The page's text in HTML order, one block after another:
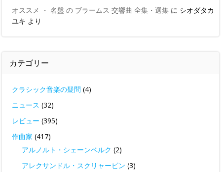
オススメ ・ 名盤 の ブラームス 交響曲 全集・選集 に シオダタカ
ユキ より
カテゴリー
クラシック音楽の疑問 (4)
ニュース (32)
レビュー (395)
作曲家 (417)
アルノルト・シェーンベルク (2)
アレクサンドル・スクリャービン (3)